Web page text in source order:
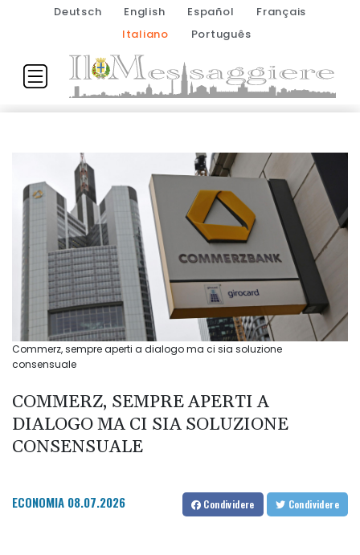
Deutsch English Español
Français
Italiano
Português
Commerz, sempre aperti a dialogo ma ci sia soluzione
consensuale
COMMERZ, SEMPRE APERTI A
DIALOGO MA CI SIA SOLUZIONE
CONSENSUALE
ECONOMIA 08.07.2026 Condividere Condividere